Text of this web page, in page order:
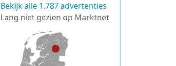
Bekijk alle 1.787 advertenties
Lang niet gezien op Marktnet